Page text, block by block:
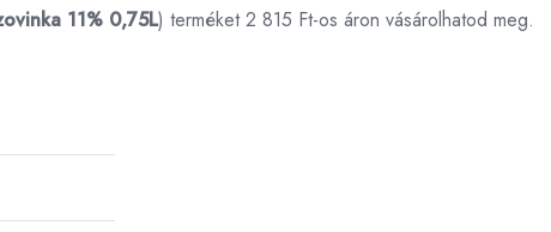
11% 0,75L) terméket 2 815 Ft-os áron vásárolhatod meg.